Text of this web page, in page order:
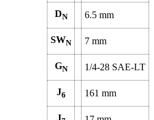
DN 6.5 mm
SWN 7 mm
GN 1/4-28 SAE-LT
J6 161 mm
J